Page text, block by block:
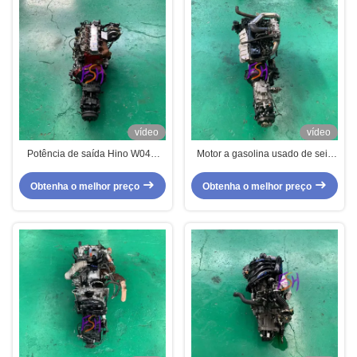
vídeo
Potência de saída Hino W04D
máquinas de construção
Obtenha o melhor preço
vídeo
Motor a gasolina usado de seis
cilindrada para veículo off-road
Nissan
Obtenha o melhor preço